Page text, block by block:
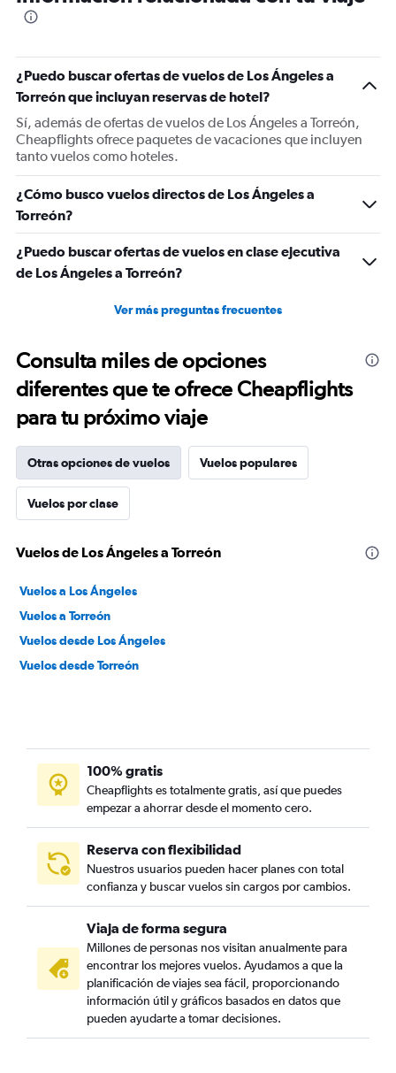
The
Y
axis
displaying
values.
Range:
0
1200.
¿Puedo buscar ofertas de vuelos de Los Ángeles a
Torreón que incluyan reservas de hotel?
Sí, además de ofertas de vuelos de Los Ángeles a Torreón,
Cheapflights ofrece paquetes de vacaciones que incluyen
tanto vuelos como hoteles.
¿Cómo busco vuelos directos de Los Ángeles a
Torreón?
¿Puedo buscar ofertas de vuelos en clase ejecutiva
de Los Ángeles a Torreón?
Ver más preguntas frecuentes
Consulta miles de opciones
diferentes que te ofrece Cheapflights
para tu próximo viaje
Otras opciones de vuelos Vuelos populares
Vuelos por clase
Vuelos de Los Ángeles a Torreón
Vuelos a Los Ángeles
Vuelos a Torreón
Vuelos desde Los Ángeles
Vuelos desde Torreón
100% gratis
Cheapflights es totalmente gratis, así que puedes
empezar a ahorrar desde el momento cero.
Reserva con flexibilidad
Nuestros usuarios pueden hacer planes con total
confianza y buscar vuelos sin cargos por cambios.
Viaja de forma segura
Millones de personas nos visitan anualmente para
encontrar los mejores vuelos. Ayudamos a que la
planificación de viajes sea fácil, proporcionando
información útil y gráficos basados en datos que
pueden ayudarte a tomar decisiones.